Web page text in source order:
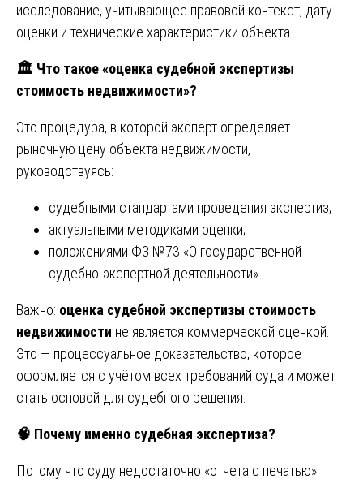
исследование, учитывающее правовой контекст, дату
оценки и технические характеристики объекта.
🏛 ️ Что такое «оценка судебной экспертизы
стоимость недвижимости»?
Это процедура, в которой эксперт определяет
рыночную цену объекта недвижимости,
руководствуясь:
судебными стандартами проведения экспертиз;
актуальными методиками оценки;
положениями ФЗ №73 «О государственной
судебно-экспертной деятельности».
Важно: оценка судебной экспертизы стоимость
недвижимости не является коммерческой оценкой.
Это — процессуальное доказательство, которое
оформляется с учётом всех требований суда и может
стать основой для судебного решения.
🧠 Почему именно судебная экспертиза?
Потому что суду недостаточно «отчета с печатью».